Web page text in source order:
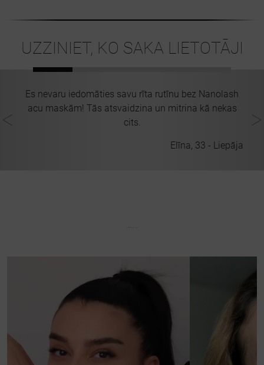
UZZINIET, KO SAKA LIETOTĀJI
Es nevaru iedomāties savu rīta rutīnu bez Nanolash
acu maskām! Tās atsvaidzina un mitrina kā nekas
cits.
Elīna, 33 - Liepāja